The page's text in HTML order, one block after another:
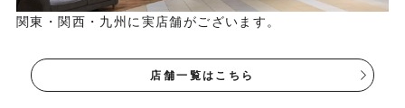
関東・関西・九州に実店舗がございます。
店舗一覧はこちら